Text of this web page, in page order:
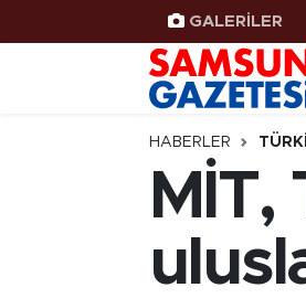
GALERİLER
HABERLER
MİT,
Samsun Haber
Samsunspor
Samsun Rehberi
Resmi İlanlar
Samsun Nöbetçi
Samsun Hava Durumu
SAMSUN Namaz Vakitleri
Samsun Trafik Yoğunluk